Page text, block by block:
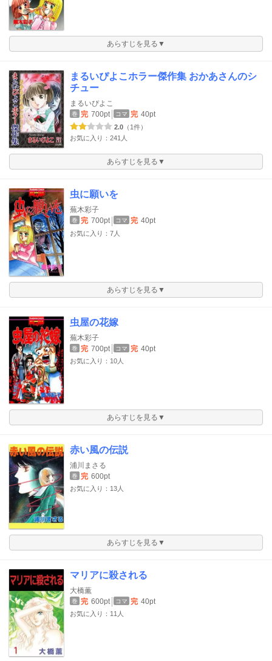
あらすじを見る▼
まるいぴよこホラー傑作集 おかあさんのシ
チュー
まるいぴよこ
巻 完 700pt コマ 完 40pt
2.0 （1件）
お気に入り：241人
あらすじを見る▼
虫に願いを
蕪木彩子
巻 完 700pt コマ 完 40pt
お気に入り：7人
あらすじを見る▼
虫屋の花嫁
蕪木彩子
巻 完 700pt コマ 完 40pt
お気に入り：10人
あらすじを見る▼
赤い風の伝説
浦川まさる
巻 完 600pt
お気に入り：13人
あらすじを見る▼
マリアに殺される
大橋薫
巻 完 600pt コマ 完 40pt
お気に入り：11人